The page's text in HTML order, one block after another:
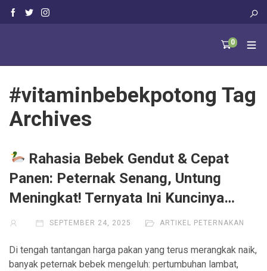
0
#vitaminbebekpotong Tag
Archives
Rahasia Bebek Gendut & Cepat
Panen: Peternak Senang, Untung
Meningkat! Ternyata Ini Kuncinya…
SEPTEMBER 24, 2025 ARTIKEL PETERNAKAN
Di tengah tantangan harga pakan yang terus merangkak naik,
banyak peternak bebek mengeluh: pertumbuhan lambat,